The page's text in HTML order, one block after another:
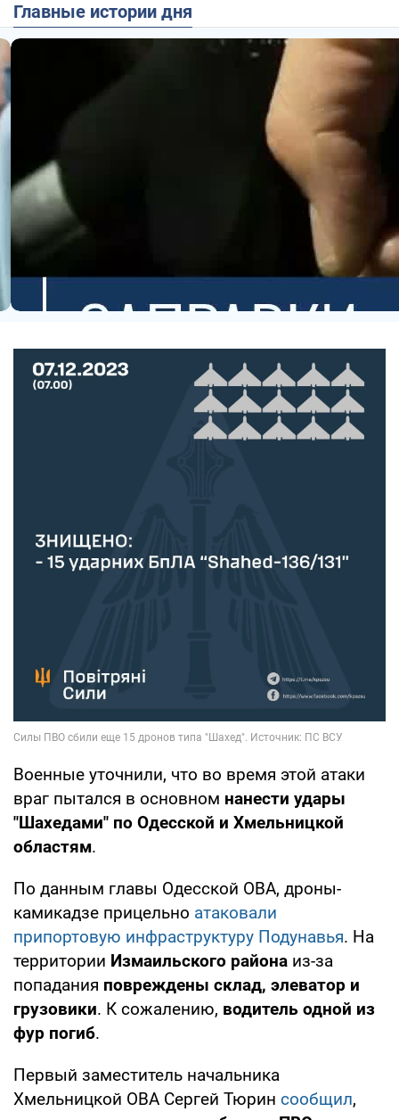
Главные истории дня
Военные уточнили, что во время этой атаки
враг пытался в основном нанести удары
"Шахедами" по Одесской и Хмельницкой
областям.
По данным главы Одесской ОВА, дроны-
камикадзе прицельно атаковали
припортовую инфраструктуру Подунавья. На
территории Измаильского района из-за
попадания повреждены склад, элеватор и
грузовики. К сожалению, водитель одной из
фур погиб.
Первый заместитель начальника
Хмельницкой ОВА Сергей Тюрин сообщил,